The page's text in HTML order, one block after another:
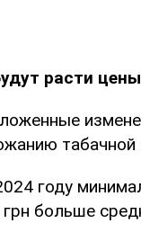
расти
табачной
году
грн больше